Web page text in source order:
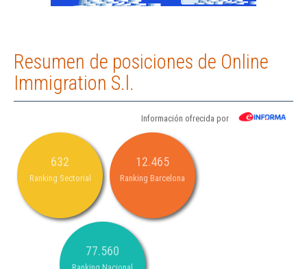
Resumen de posiciones de Online
Immigration S.l.
Información ofrecida por
632
Ranking Sectorial
12.465
Ranking Barcelona
77.560